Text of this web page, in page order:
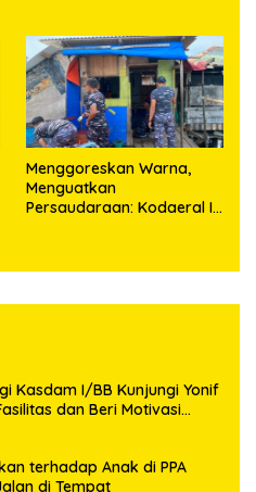
‎Menggoreskan Warna,
Menguatkan
Persaudaraan: Kodaeral I
Kasdam I/BB Kunjungi Yonif
dan Beri Motivasi
terhadap Anak di PPA
di Tempat